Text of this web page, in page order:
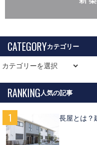
CATEGORY
RANKING
長屋とは？